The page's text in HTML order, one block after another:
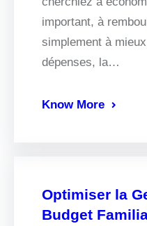
important, à
simplement à
dépenses, la…
Know More
Optimiser la
Budget